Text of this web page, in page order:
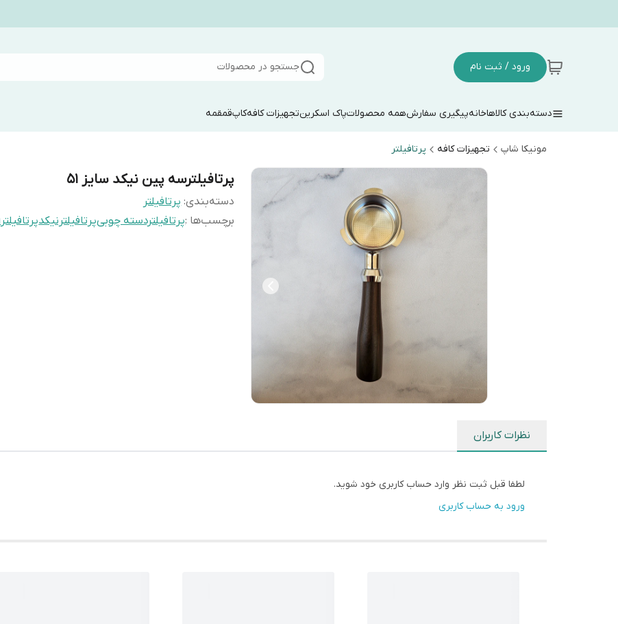
ورود / ثبت نام جستجو در محصولات
دسته‌بندی کالاهاخانهپیگیری سفارشهمه محصولاتپاک اسکرینتجهیزات کافهکاپقمقمه
مونیکا شاپ تجهیزات کافه پرتافیلتر
پرتافیلترسه پین نیکد سایز ۵۱
دسته‌بندی:پرتافیلتر
برچسب‌ها :پرتافیلتردسته چوبیپرتافیلترنیکدپرتافیلتر۵۱
نظرات کاربران
لطفا قبل ثبت نظر وارد حساب کاربری خود شوید.
ورود به حساب کاربری